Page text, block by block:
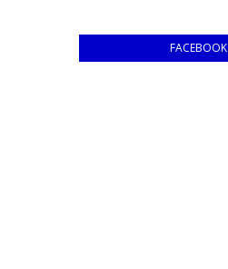
FACEBOOK